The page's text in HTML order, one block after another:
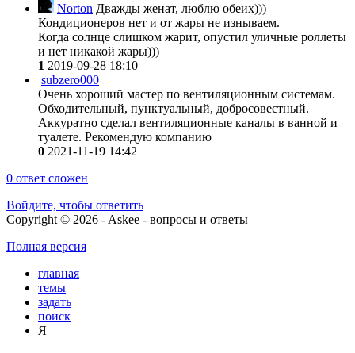
Norton Дважды женат, люблю обеих)))
Кондиционеров нет и от жары не изнываем.
Когда солнце слишком жарит, опустил уличные роллеты
и нет никакой жары)))
1 2019-09-28 18:10
subzero000
Очень хороший мастер по вентиляционным системам.
Обходительный, пунктуальный, добросовестный.
Аккуратно сделал вентиляционные каналы в ванной и
туалете. Рекомендую компанию
0 2021-11-19 14:42
0 ответ сложен
Войдите, чтобы ответить
Copyright © 2026 - Askee - вопросы и ответы
Полная версия
главная
темы
задать
поиск
Я